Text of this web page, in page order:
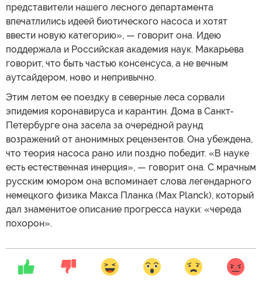
представители нашего лесного департамента
впечатлились идеей биотического насоса и хотят
ввести новую категорию», — говорит она. Идею
поддержала и Российская академия наук. Макарьева
говорит, что быть частью консенсуса, а не вечным
аутсайдером, ново и непривычно.
Этим летом ее поездку в северные леса сорвали
эпидемия коронавируса и карантин. Дома в Санкт-
Петербурге она засела за очередной раунд
возражений от анонимных рецензентов. Она убеждена,
что теория насоса рано или поздно победит. «В науке
есть естественная инерция», — говорит она. С мрачным
русским юмором она вспоминает слова легендарного
немецкого физика Макса Планка (Max Planck), который
дал знаменитое описание прогресса науки: «череда
похорон».